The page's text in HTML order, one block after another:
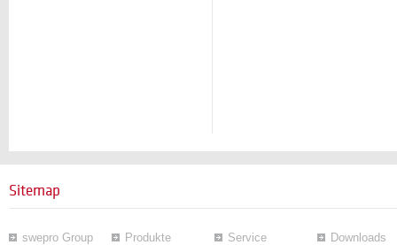
Sitemap
swepro Group Produkte Service Downloads